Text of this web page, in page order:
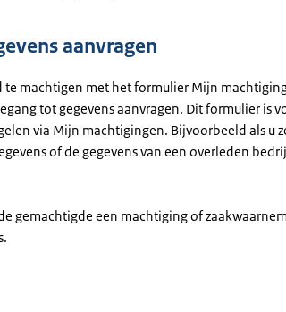
aanvragen
te machtigen met het formulier Mijn
tot gegevens aanvragen. Dit formulier is
via Mijn machtigingen. Bijvoorbeeld als u
of de gegevens van een overleden
gemachtigde een machtiging of